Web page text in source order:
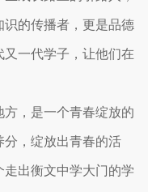
的传播者，更是品德
一代学子，让他们在
，是一个青春绽放的
分，绽放出青春的活
出衡文中学大门的学